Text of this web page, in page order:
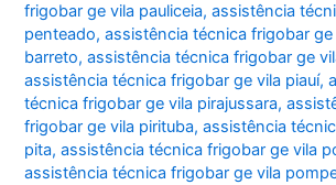
frigobar ge vila pauliceia,assistência
penteado,assistência técnica frigobar ge
barreto,assistência técnica frigobar ge
assistência técnica frigobar ge vila piauí,
técnica frigobar ge vila pirajussara,
frigobar ge vila pirituba,assistência
pita,assistência técnica frigobar ge vila
assistência técnica frigobar ge vila